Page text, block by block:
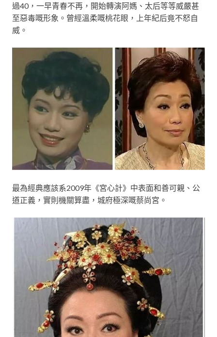
過40，一早青春不再，開始轉演阿媽、太后等等威嚴甚
至惡毒嘅形象。曾經溫柔嘅桃花眼，上年紀后竟不怒自
威。
最為經典應該系2009年《宮心計》中表面和善可親、公
道正義，實則機關算盡，城府極深嘅蔡尚宮。